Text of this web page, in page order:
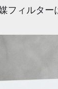
フィルタ